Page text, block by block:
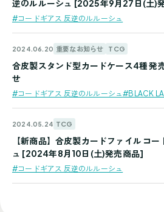
#コードギアス 反逆のルルーシュ
逆のルルーシュ [2025年9月27日(土)
2024.06.20 重要なお知らせ TCG
#コードギアス 反逆のルルーシュ#BLACK
合皮製スタンド型カードケース4種 発
せ
2024.05.24 TCG
#コードギアス 反逆のルルーシュ
【新商品】合皮製カードファイル コ
ュ [2024年8月10日(土)発売商品]